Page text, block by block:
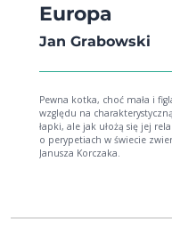
Europa
Jan Grabowski
Pewna kotka, choć mała i
względu na
łapki, ale jak ułożą się jej
o perypetiach w świecie